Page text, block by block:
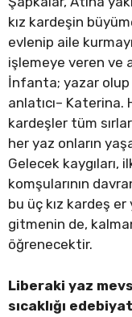
kız kardeşin
evlenip aile
işlemeye veren ve
İnfanta; yazar olup
anlatıcı–
kardeşler tüm
her yaz onların
Gelecek kaygıları,
komşularının
bu üç kız kardeş
gitmenin de,
öğrenecektir.
Liberaki yaz
sıcaklığı